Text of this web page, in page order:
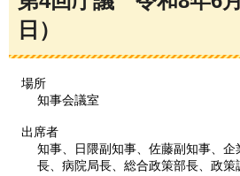
日）
場所
知事会議室
出席者
知事、日隈副知事、佐藤副知事、
長、病院局長、総合政策部長、政